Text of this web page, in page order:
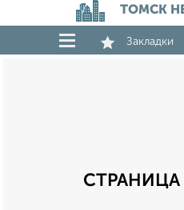
ТОМСК
Закладки